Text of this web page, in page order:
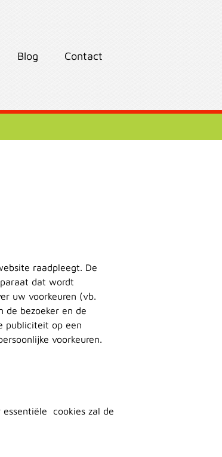
Blog Contact
raadpleegt. De
dat wordt
uw voorkeuren (vb.
de bezoeker en de
publiciteit op een
voorkeuren.
essentiële cookies zal de